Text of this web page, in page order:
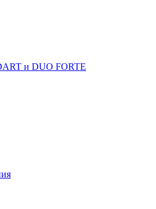
и DUO FORTE